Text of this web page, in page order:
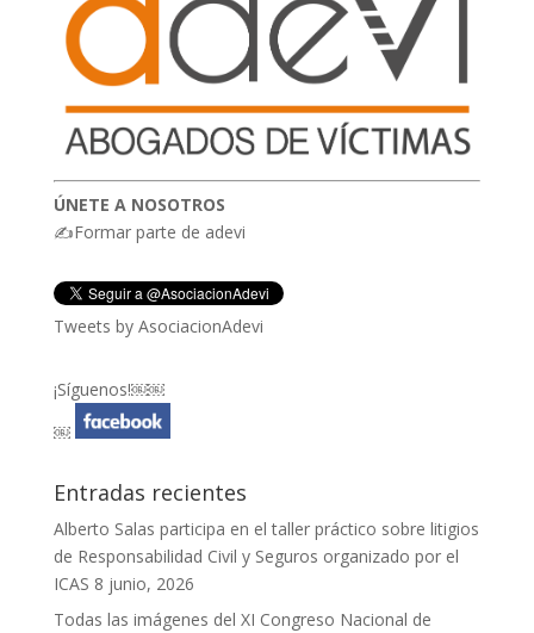
ÚNETE A NOSOTROS
✍Formar parte de adevi
Tweets by AsociacionAdevi
¡Síguenos!￼￼
￼
Entradas recientes
Alberto Salas participa en el taller práctico sobre litigios
de Responsabilidad Civil y Seguros organizado por el
ICAS 8 junio, 2026
Todas las imágenes del XI Congreso Nacional de